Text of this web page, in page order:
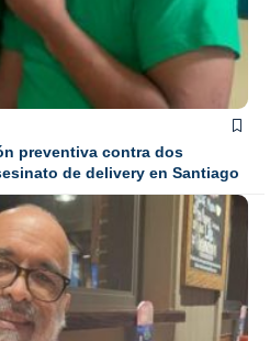
preventiva contra dos
de delivery en Santiago